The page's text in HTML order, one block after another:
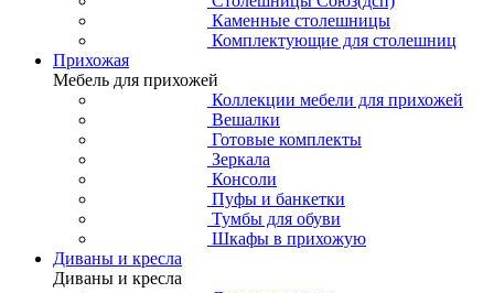
Каменные столешницы
Комплектующие для столешниц
Прихожая
Мебель для прихожей
Коллекции мебели для прихожей
Вешалки
Готовые комплекты
Зеркала
Консоли
Пуфы и банкетки
Тумбы для обуви
Шкафы в прихожую
Диваны и кресла
Диваны и кресла